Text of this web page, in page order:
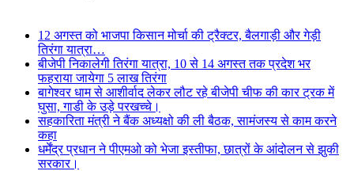
12 अगस्त को भाजपा किसान मोर्चा की ट्रैक्टर, बैलगाड़ी और गेड़ी
तिरंगा यात्रा…
बीजेपी निकालेगी तिरंगा यात्रा, 10 से 14 अगस्त तक प्रदेश भर
फहराया जायेगा 5 लाख तिरंगा
बागेश्वर धाम से आशीर्वाद लेकर लौट रहे बीजेपी चीफ की कार ट्रक में
घुसा, गाडी के उड़े परखच्चे।
सहकारिता मंत्री ने बैंक अध्यक्षो की ली बैठक, सामंजस्य से काम करने
कहा
धर्मेंद्र प्रधान ने पीएमओ को भेजा इस्तीफा, छात्रों के आंदोलन से झुकी
सरकार।